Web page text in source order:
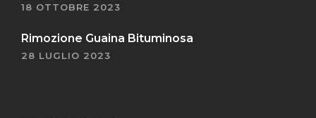
18 OTTOBRE 2023
Rimozione Guaina Bituminosa
28 LUGLIO 2023